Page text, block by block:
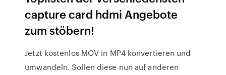
capture card hdmi Angebote
zum stöbern!
Jetzt kostenlos MOV in MP4 konvertieren und
umwandeln. Sollen diese nun auf anderen